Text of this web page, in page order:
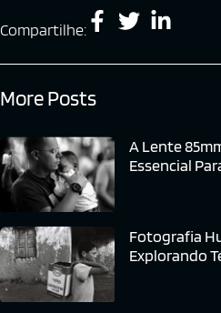
Compartilhe:
More Posts
A Lente
Essencial
Fotografia
Explorando